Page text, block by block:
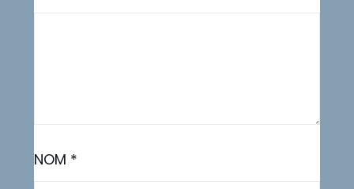
NOM *